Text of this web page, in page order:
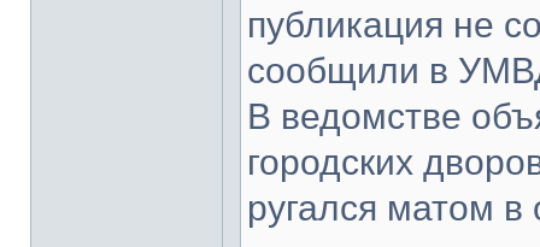
публикация не
сообщили в
В ведомстве
городских
ругался матом